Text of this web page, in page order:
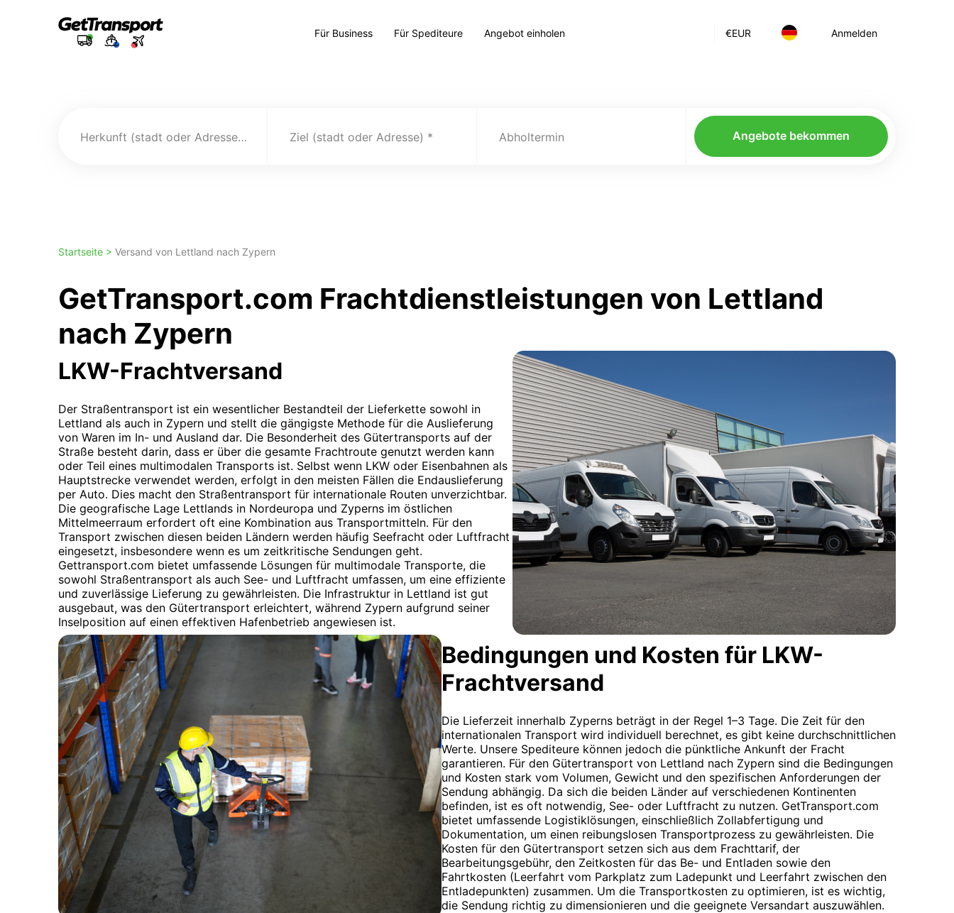
€EUR Anmelden
Für Business Für Spediteure Angebot einholen
Herkunft (stadt oder Adresse) Ziel (stadt oder Adresse) Abholtermin Angebote bekommen
Startseite > Versand von Lettland nach Zypern
GetTransport.com Frachtdienstleistungen von Lettland
nach Zypern
LKW-Frachtversand
Der Straßentransport ist ein wesentlicher Bestandteil der Lieferkette sowohl in
Lettland als auch in Zypern und stellt die gängigste Methode für die Auslieferung
von Waren im In- und Ausland dar. Die Besonderheit des Gütertransports auf der
Straße besteht darin, dass er über die gesamte Frachtroute genutzt werden kann
oder Teil eines multimodalen Transports ist. Selbst wenn LKW oder Eisenbahnen als
Hauptstrecke verwendet werden, erfolgt in den meisten Fällen die Endauslieferung
per Auto. Dies macht den Straßentransport für internationale Routen unverzichtbar.
Die geografische Lage Lettlands in Nordeuropa und Zyperns im östlichen
Mittelmeerraum erfordert oft eine Kombination aus Transportmitteln. Für den
Transport zwischen diesen beiden Ländern werden häufig Seefracht oder Luftfracht
eingesetzt, insbesondere wenn es um zeitkritische Sendungen geht.
Gettransport.com bietet umfassende Lösungen für multimodale Transporte, die
sowohl Straßentransport als auch See- und Luftfracht umfassen, um eine effiziente
und zuverlässige Lieferung zu gewährleisten. Die Infrastruktur in Lettland ist gut
ausgebaut, was den Gütertransport erleichtert, während Zypern aufgrund seiner
Inselposition auf einen effektiven Hafenbetrieb angewiesen ist.
Bedingungen und Kosten für LKW-
Frachtversand
Die Lieferzeit innerhalb Zyperns beträgt in der Regel 1–3 Tage. Die Zeit für den
internationalen Transport wird individuell berechnet, es gibt keine durchschnittlichen
Werte. Unsere Spediteure können jedoch die pünktliche Ankunft der Fracht
garantieren. Für den Gütertransport von Lettland nach Zypern sind die Bedingungen
und Kosten stark vom Volumen, Gewicht und den spezifischen Anforderungen der
Sendung abhängig. Da sich die beiden Länder auf verschiedenen Kontinenten
befinden, ist es oft notwendig, See- oder Luftfracht zu nutzen. GetTransport.com
bietet umfassende Logistiklösungen, einschließlich Zollabfertigung und
Dokumentation, um einen reibungslosen Transportprozess zu gewährleisten. Die
Kosten für den Gütertransport setzen sich aus dem Frachttarif, der
Bearbeitungsgebühr, den Zeitkosten für das Be- und Entladen sowie den
Fahrtkosten (Leerfahrt vom Parkplatz zum Ladepunkt und Leerfahrt zwischen den
Entladepunkten) zusammen. Um die Transportkosten zu optimieren, ist es wichtig,
die Sendung richtig zu dimensionieren und die geeignete Versandart auszuwählen.